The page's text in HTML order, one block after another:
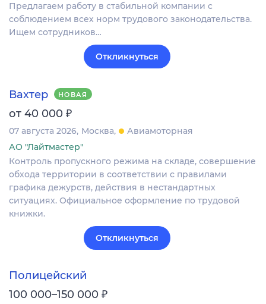
Предлагаем работу в стабильной компании с
соблюдением всех норм трудового законодательства.
Ищем сотрудников…
Откликнуться
Вахтер НОВАЯ
от 40 000 ₽
07 августа 2026 Москва
Авиамоторная
АО "Лайтмастер"
Контроль пропускного режима на складе, совершение
обхода территории в соответствии с правилами
графика дежурств, действия в нестандартных
ситуациях. Официальное оформление по трудовой
книжки.
Откликнуться
Полицейский
100 000–150 000 ₽